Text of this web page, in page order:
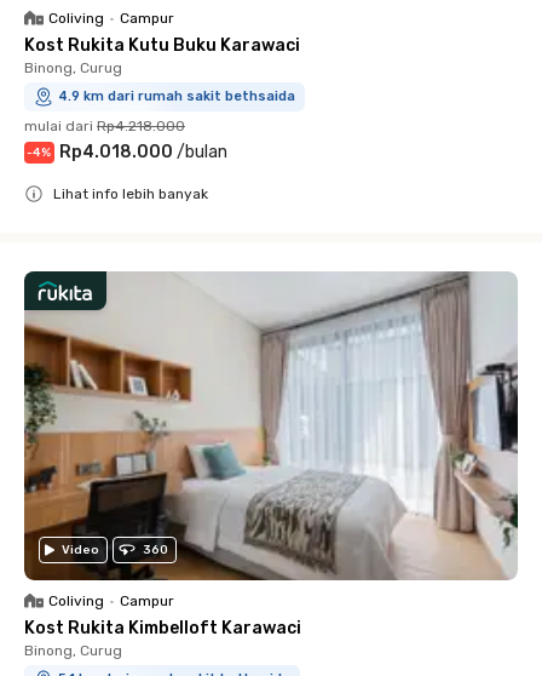
Coliving • Campur
Kost Rukita Kutu Buku Karawaci
Binong, Curug
4.9 km dari rumah sakit bethsaida
mulai dari Rp4.218.000
-4% Rp4.018.000 /bulan
Lihat info lebih banyak
Video 360
Coliving • Campur
Kost Rukita Kimbelloft Karawaci
Binong, Curug